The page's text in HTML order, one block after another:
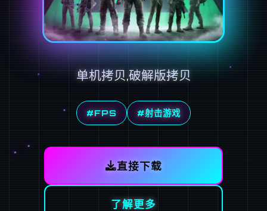
单机拷贝,破解版拷贝
#FPS #射击游戏
直接下载
了解更多